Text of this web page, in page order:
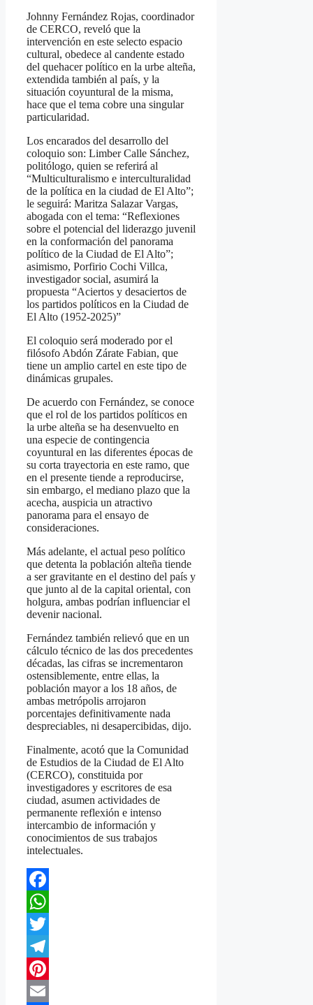
Johnny Fernández Rojas, coordinador
de CERCO, reveló que la
intervención en este selecto espacio
cultural, obedece al candente estado
del quehacer político en la urbe alteña,
extendida también al país, y la
situación coyuntural de la misma,
hace que el tema cobre una singular
particularidad.
Los encarados del desarrollo del
coloquio son: Limber Calle Sánchez,
politólogo, quien se referirá al
“Multiculturalismo e interculturalidad
de la política en la ciudad de El Alto”;
le seguirá: Maritza Salazar Vargas,
abogada con el tema: “Reflexiones
sobre el potencial del liderazgo juvenil
en la conformación del panorama
político de la Ciudad de El Alto”;
asimismo, Porfirio Cochi Villca,
investigador social, asumirá la
propuesta “Aciertos y desaciertos de
los partidos políticos en la Ciudad de
El Alto (1952-2025)”
El coloquio será moderado por el
filósofo Abdón Zárate Fabian, que
tiene un amplio cartel en este tipo de
dinámicas grupales.
De acuerdo con Fernández, se conoce
que el rol de los partidos políticos en
la urbe alteña se ha desenvuelto en
una especie de contingencia
coyuntural en las diferentes épocas de
su corta trayectoria en este ramo, que
en el presente tiende a reproducirse,
sin embargo, el mediano plazo que la
acecha, auspicia un atractivo
panorama para el ensayo de
consideraciones.
Más adelante, el actual peso político
que detenta la población alteña tiende
a ser gravitante en el destino del país y
que junto al de la capital oriental, con
holgura, ambas podrían influenciar el
devenir nacional.
Fernández también relievó que en un
cálculo técnico de las dos precedentes
décadas, las cifras se incrementaron
ostensiblemente, entre ellas, la
población mayor a los 18 años, de
ambas metrópolis arrojaron
porcentajes definitivamente nada
despreciables, ni desapercibidas, dijo.
Finalmente, acotó que la Comunidad
de Estudios de la Ciudad de El Alto
(CERCO), constituida por
investigadores y escritores de esa
ciudad, asumen actividades de
permanente reflexión e intenso
intercambio de información y
conocimientos de sus trabajos
intelectuales.
Facebook
WhatsApp
Twitter
Telegram
Pinterest